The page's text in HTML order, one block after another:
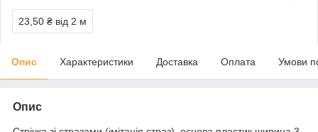
23,50 ₴ від 2 м
Опис Характеристики Доставка Оплата Умови
Опис